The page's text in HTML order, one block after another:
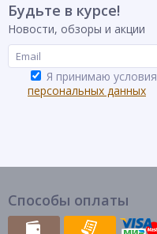
Будьте в курсе!
Новости, обзоры и акции
Я принимаю условия
персональных данных
Способы оплаты